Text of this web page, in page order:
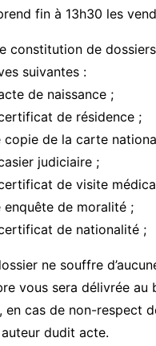
fin à 13h30 les
constitution de
suivantes :
de naissance ;
de résidence ;
de la carte
judiciaire ;
de visite
de moralité ;
de nationalité ;
ne souffre
vous sera délivrée au
en cas de non-respect
dudit acte.